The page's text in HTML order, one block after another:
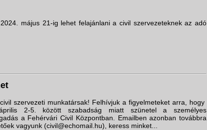
május 21-ig lehet felajánlani a civil szervezeteknek az adó
szervezeti munkatársak! Felhívjuk a figyelmeteket arra, hogy
2-5. között szabadság miatt szünetel a személyes
a Fehérvári Civil Központban. Emailben azonban továbbra
vagyunk (civil@echomail.hu), keress minket...